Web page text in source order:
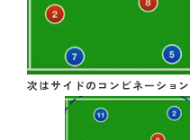
次はサイドのコンビネーション